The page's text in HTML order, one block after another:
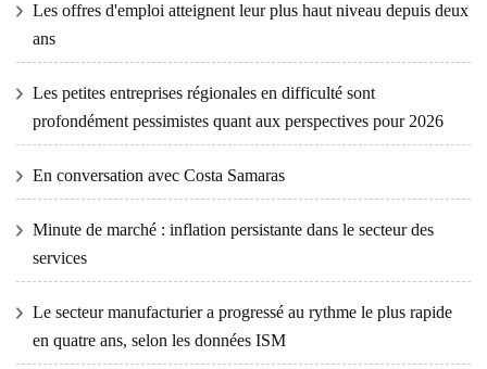
Les offres d'emploi atteignent leur plus haut niveau depuis deux
ans
Les petites entreprises régionales en difficulté sont
profondément pessimistes quant aux perspectives pour 2026
En conversation avec Costa Samaras
Minute de marché : inflation persistante dans le secteur des
services
Le secteur manufacturier a progressé au rythme le plus rapide
en quatre ans, selon les données ISM